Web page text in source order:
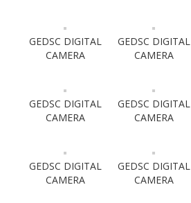
GEDSC DIGITAL
CAMERA
GEDSC DIGITAL
CAMERA
GEDSC DIGITAL
CAMERA
GEDSC DIGITAL
CAMERA
GEDSC DIGITAL
CAMERA
GEDSC DIGITAL
CAMERA